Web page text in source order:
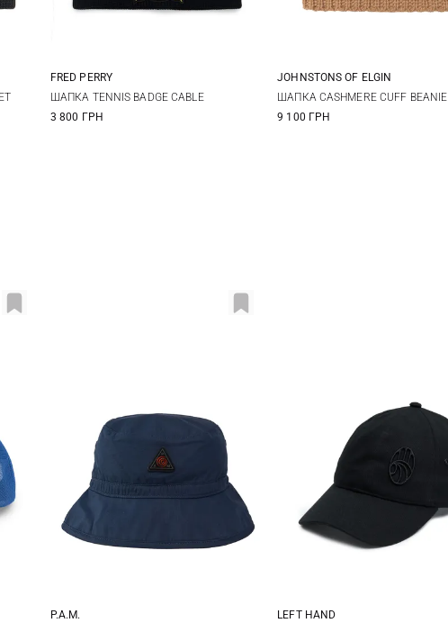
One size
FRED PERRY
ШАПКА TENNIS BADGE CABLE
3 800 ГРН
One size
JOHNSTONS OF ELGIN
ШАПКА CASHMERE CUFF BEANIE
9 100 ГРН
P.A.M.
LEFT HAND